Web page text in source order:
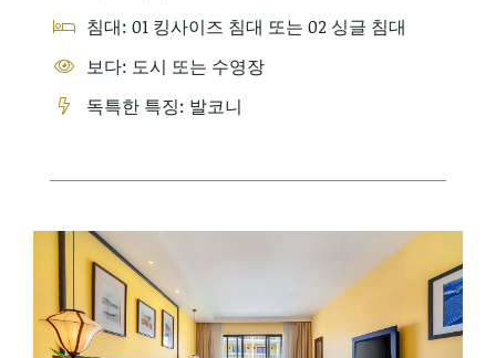
침대: 01 킹사이즈 침대 또는 02 싱글 침대
보다: 도시 또는 수영장
독특한 특징: 발코니